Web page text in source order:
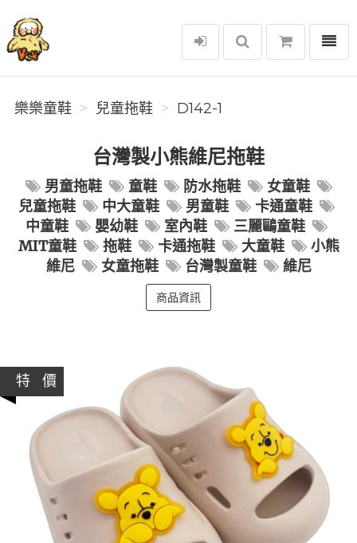
樂樂童鞋
選單
樂樂童鞋 兒童拖鞋 D142-1
台灣製小熊維尼拖鞋
男童拖鞋 童鞋 防水拖鞋
女童鞋
兒童拖鞋
中大童鞋 男童鞋
卡通童鞋
中童鞋
嬰幼鞋 室內鞋
三麗鷗童鞋
MIT童鞋
拖鞋 卡通拖鞋 大童鞋
小熊
維尼
女童拖鞋 台灣製童鞋 維尼
商品資訊
特 價